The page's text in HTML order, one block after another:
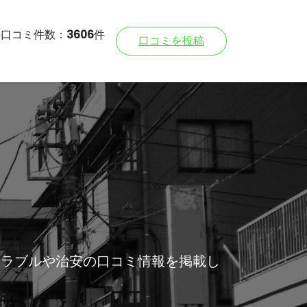
コミ件数： 3606件 口コミを投稿
ブルや治安の口コミ情報を掲載し